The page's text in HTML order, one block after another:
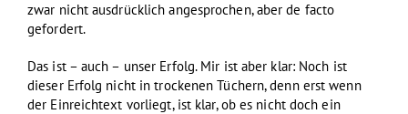
zwar nicht ausdrücklich angesprochen, aber de facto
gefordert.
Das ist – auch – unser Erfolg. Mir ist aber klar: Noch ist
dieser Erfolg nicht in trockenen Tüchern, denn erst wenn
der Einreichtext vorliegt, ist klar, ob es nicht doch ein